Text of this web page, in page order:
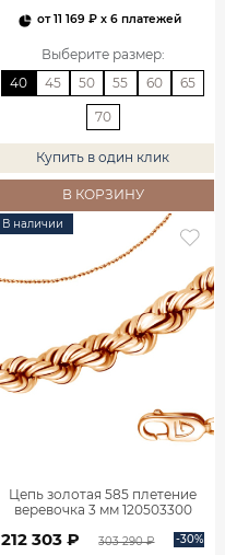
от11 169 ₽ x 6 платежей
Выберите размер:
40
45 50 55 60 65
70
Купить в один клик
В КОРЗИНУ
В наличии
Цепь золотая 585 плетение
веревочка 3 мм 120503300
212 303 ₽ 303 290 ₽ -30%